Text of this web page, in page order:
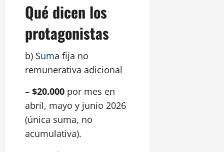
Qué dicen los
protagonistas
b) Suma fija no
remunerativa adicional
– $20.000 por mes en
abril, mayo y junio 2026
(única suma, no
acumulativa).